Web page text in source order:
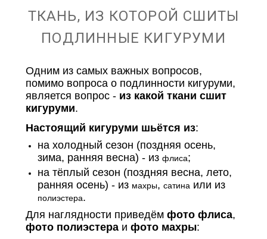
ТКАНЬ, ИЗ КОТОРОЙ СШИТЫ
ПОДЛИННЫЕ КИГУРУМИ
Одним из самых важных вопросов,
помимо вопроса о подлинности кигуруми,
является вопрос - из какой ткани сшит
кигуруми.
Настоящий кигуруми шьётся из:
на холодный сезон (поздняя осень,
зима, ранняя весна) - из флиса;
на тёплый сезон (поздняя весна, лето,
ранняя осень) - из махры, сатина или из
полиэстера.
Для наглядности приведём фото флиса,
фото полиэстера и фото махры: